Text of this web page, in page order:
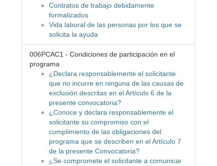
Contratos de trabajo debidamente
formalizados
Vida laboral de las personas por los que se
solicita la ayuda
006PCAC1 - Condiciones de participación en el
programa
¿Declara responsablemente el solicitante
que no incurre en ninguna de las causas de
exclusión descritas en el Artículo 6 de la
presente convocatoria?
¿Conoce y declara responsablemente el
solicitante su compromiso con el
cumplimiento de las obligaciones del
programa que se describen en el Artículo 7
de la presente Convocatoria?
¿Se compromete el solicitante a comunicar